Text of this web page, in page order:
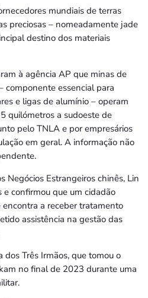
mundiais de terras
preciosas – nomeadamente jade
destino dos materiais
à agência AP que minas de
componente essencial para
e ligas de alumínio – operam
quilómetros a sudoeste de
pelo TNLA e por empresários
em geral. A informação não
Negócios Estrangeiros chinês, Lin
e confirmou que um cidadão
a receber tratamento
assistência na gestão das
Três Irmãos, que tomou o
no final de 2023 durante uma